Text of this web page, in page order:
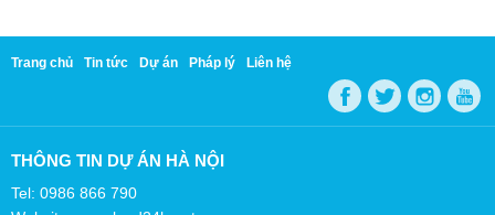
Trang chủ Tin tức Dự án Pháp lý Liên hệ
THÔNG TIN DỰ ÁN HÀ NỘI
Tel: 0986 866 790